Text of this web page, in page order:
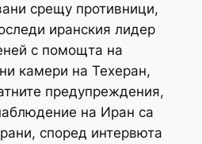
срещу противници,
иранския лидер
с помощта на
камери на Техеран,
предупреждения,
на Иран са
според интервюта